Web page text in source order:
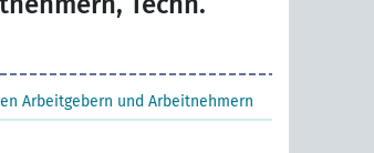
Arbeitgebern und Arbeitnehmern